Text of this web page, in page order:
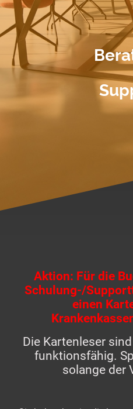
Aktion: Für die
Schulung-/
einen
Die Kartenleser
funktionsfähig.
solange der